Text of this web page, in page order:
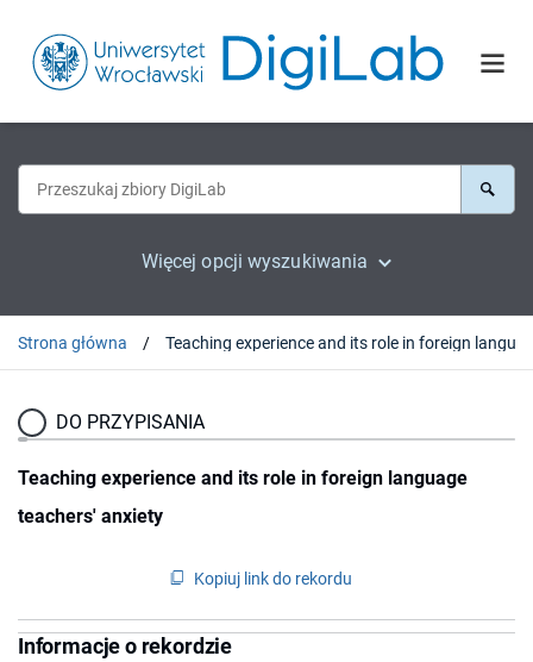
Więcej opcji wyszukiwania
Strona główna
DO PRZYPISANIA
Teaching experience and its role in foreign language
teachers' anxiety
Kopiuj link do rekordu
Informacje o rekordzie